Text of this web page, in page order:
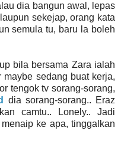
dia bangun awal, lepas
sekejap, orang kata
semula tu, baru la boleh
bila bersama Zara ialah
sedang buat kerja,
tengok tv sorang-sorang,
dia sorang-sorang.. Eraz
camtu.. Lonely.. Jadi
ke apa, tinggalkan